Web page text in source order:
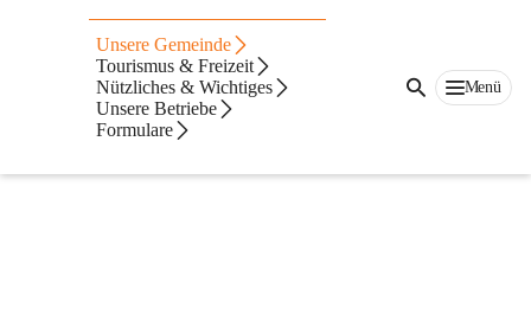
Unsere Gemeinde
Tourismus & Freizeit
Nützliches & Wichtiges
Unsere Betriebe
Formulare
Menü
Aktuelle Nachrichten